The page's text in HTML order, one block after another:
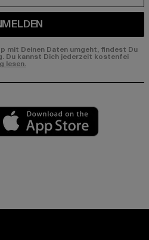
mit Deinen Daten umgeht, findest Du
Du kannst Dich jederzeit kostenfei
lesen.
market